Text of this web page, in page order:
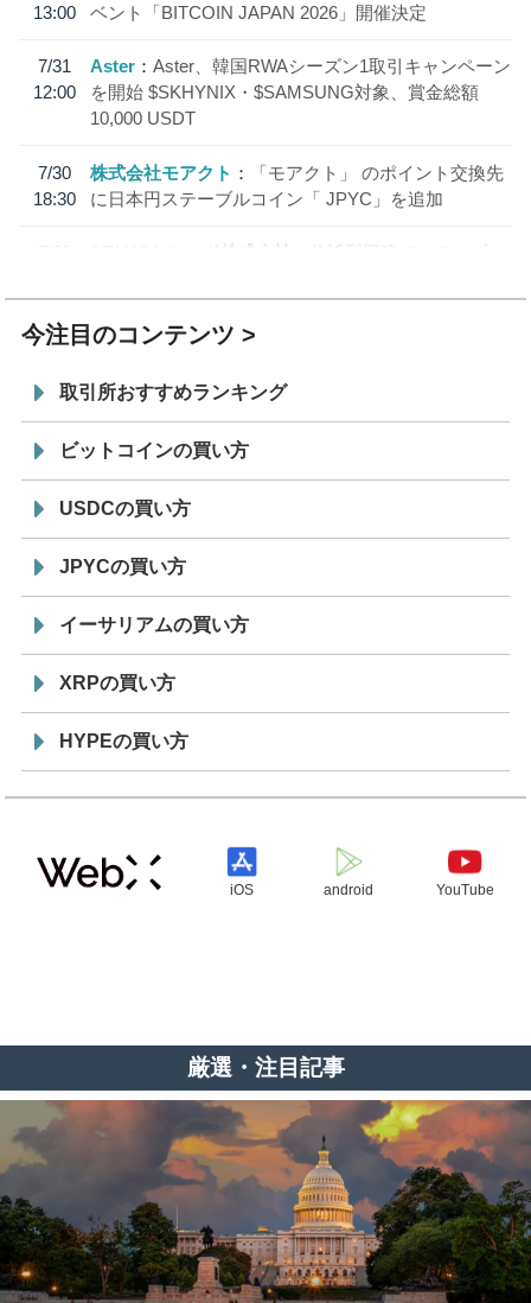
13:00
ベント「BITCOIN JAPAN 2026」開催決定
7/31
12:00
Aster
Aster、韓国RWAシーズン1取引キャンペーン
を開始 $SKHYNIX・$SAMSUNG対象、賞金総額
10,000 USDT
7/30
18:30
株式会社モアクト
「モアクト」 のポイント交換先
に日本円ステーブルコイン「 JPYC」を追加
7/29
SBI VCトレード株式会社
信託型円建てステーブル
今注目のコンテンツ
取引所おすすめランキング
ビットコインの買い方
USDCの買い方
JPYCの買い方
イーサリアムの買い方
XRPの買い方
HYPEの買い方
iOS android YouTube
厳選・注目記事